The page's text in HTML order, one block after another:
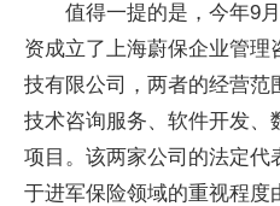
值得一提的是，今年9
资成立了上海蔚保企业管
技有限公司，两者的经营范
技术咨询服务、软件开发、
项目。该两家公司的法定代
于进军保险领域的重视程度